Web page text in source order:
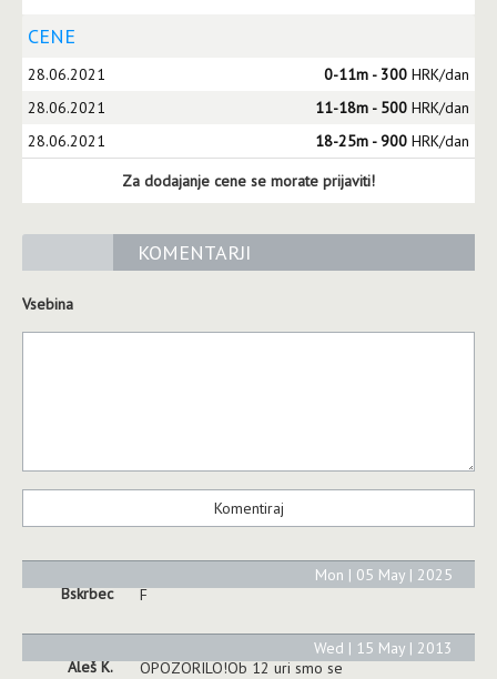
CENE
28.06.2021 0-11m - 300 HRK/dan
28.06.2021
11-18m - 500 HRK/dan
28.06.2021
18-25m - 900 HRK/dan
Za dodajanje cene se morate prijaviti!
KOMENTARJI
Vsebina
Bskrbec F
Mon | 05 May | 2025
Aleš K. OPOZORILO!Ob 12 uri smo se
Wed | 15 May | 2013